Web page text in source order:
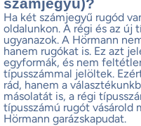
Ha két számjegyű rugód
oldalunkon. A régi és az új
ugyanazok. A Hörmann
hanem rugókat is. Ez azt
egyformák, és nem
típusszámmal jelöltek.
rád, hanem a
másolatát is, a régi
típusszámú rugót vásárold
Hörmann garázskapudat.